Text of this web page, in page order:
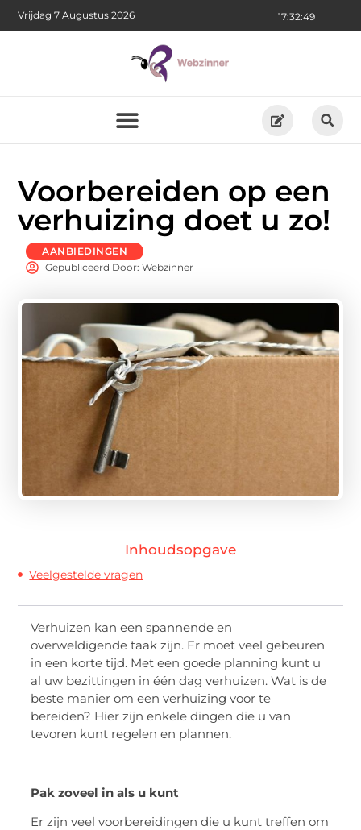
17:32:50
Vrijdag 7 Augustus 2026
Voorbereiden op een
verhuizing doet u zo!
AANBIEDINGEN
Gepubliceerd Door: Webzinner
Inhoudsopgave
Veelgestelde vragen
Verhuizen kan een spannende en
overweldigende taak zijn. Er moet veel gebeuren
in een korte tijd. Met een goede planning kunt u
al uw bezittingen in één dag verhuizen. Wat is de
beste manier om een verhuizing voor te
bereiden? Hier zijn enkele dingen die u van
tevoren kunt regelen en plannen.
Pak zoveel in als u kunt
Er zijn veel voorbereidingen die u kunt treffen om